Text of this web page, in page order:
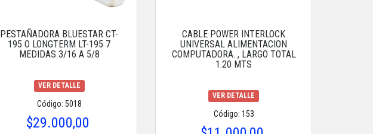
PESTAÑADORA BLUESTAR CT-
195 O LONGTERM LT-195 7
MEDIDAS 3/16 A 5/8
VER DETALLE
Código: 5018
$29.000,00
CABLE POWER INTERLOCK
UNIVERSAL ALIMENTACION
COMPUTADORA. , LARGO TOTAL
1.20 MTS
VER DETALLE
Código: 153